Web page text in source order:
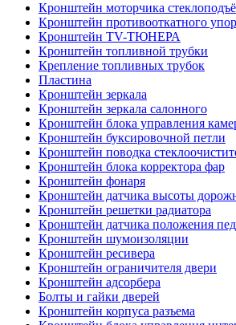
Кронштейн моторчика
Кронштейн противооткатного
Кронштейн TV-ТЮНЕРА
Кронштейн топливной трубки
Крепление топливных трубок
Пластина
Кронштейн зеркала
Кронштейн зеркала салонного
Кронштейн блока управления
Кронштейн буксировочной петли
Кронштейн поводка
Кронштейн блока корректора фар
Кронштейн фонаря
Кронштейн датчика высоты
Кронштейн решетки радиатора
Кронштейн датчика положения
Кронштейн шумоизоляции
Кронштейн ресивера
Кронштейн ограничителя двери
Кронштейн адсорбера
Болты и гайки дверей
Кронштейн корпуса разъема